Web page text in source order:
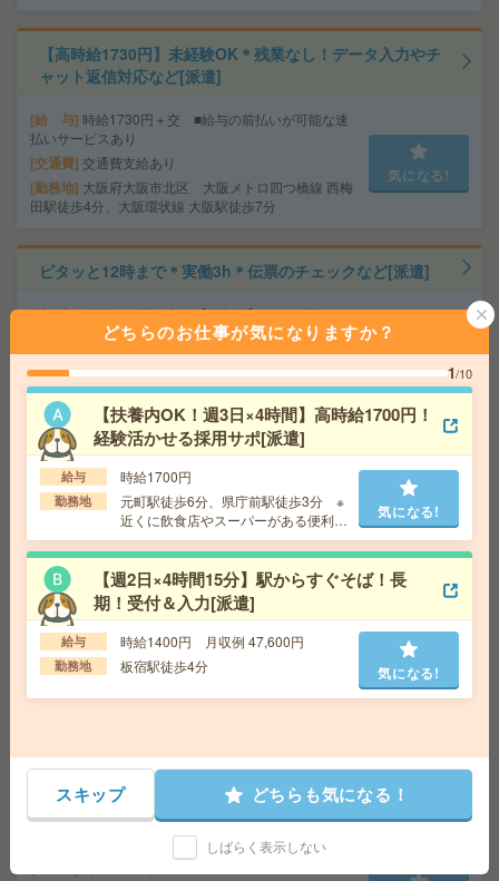
【高時給1730円】未経験OK＊残業なし！データ入力やチ
ャット返信対応など[派遣]
給 与 時給1730円＋交 ■給与の前払いが可能な速
払いサービスあり
交通費 交通費支給あり
勤務地 大阪府大阪市北区 大阪メトロ四つ橋線 西梅
田駅徒歩4分、大阪環状線 大阪駅徒歩7分
気になる!
ピタッと12時まで＊実働3h＊伝票のチェックなど[派遣]
給 与 時給1400円＋交 【月収例】84,000円～ ■
給与の前払いが可能な速払いサービスあり
交通費 交通費支給あり
勤務地 京都府京都市伏見区 京阪本線 藤森駅徒歩10
気になる!
座り仕事！給与即払いOK！高時給！データ入力、品質検
査[派遣]
時給1500円
交通費 交通費支給有り
勤務地 南公園駅～徒歩7分 ※送迎有り
気になる!
給与即払いOK！高時給！日勤のお仕事！検査業務[派遣]
座り仕事！給与即払いOK！高時給！土日休み！部品製
造・検査[派遣]
どちらのお仕事が気になりますか？
1/10
【扶養内OK！週3日×4時間】高時給1700円！
経験活かせる採用サポ[派遣]
給与 時給1700円
勤務地
元町駅徒歩6分、県庁前駅徒歩3分 ※
近くに飲食店やスーパーがある便利な
エリア
気になる!
【週2日×4時間15分】駅からすぐそば！長
期！受付＆入力[派遣]
給与 時給1400円 月収例 47,600円
勤務地 板宿駅徒歩4分 気になる!
スキップ どちらも気になる！
しばらく表示しない